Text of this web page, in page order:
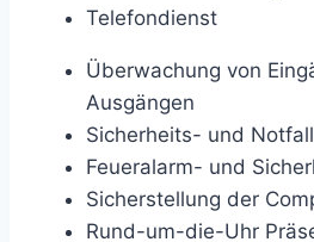
Telefondienst
Überwachung von
Ausgängen
Sicherheits- und
Feueralarm- und
Sicherstellung der
Rund-um-die-Uhr